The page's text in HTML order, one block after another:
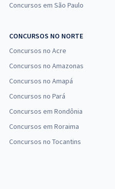
Concursos em São Paulo
CONCURSOS NO NORTE
Concursos no Acre
Concursos no Amazonas
Concursos no Amapá
Concursos no Pará
Concursos em Rondônia
Concursos em Roraima
Concursos no Tocantins